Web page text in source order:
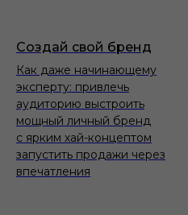
Создай свой бренд
Как даже начинающему
эксперту: привлечь
аудиторию выстроить
мощный личный бренд
с ярким хай-концептом
запустить продажи через
впечатления